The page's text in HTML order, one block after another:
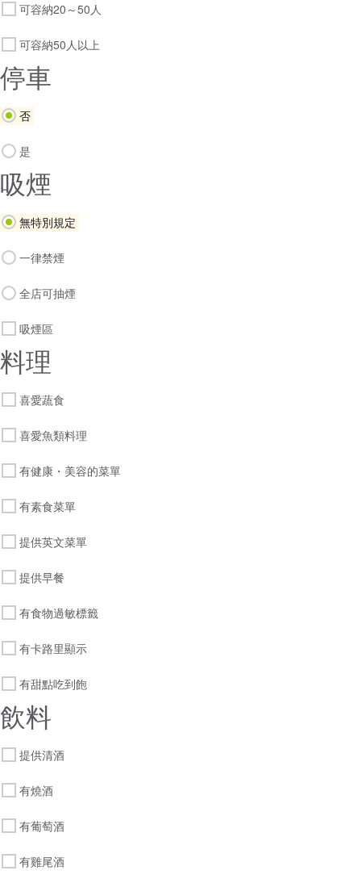
可容納20～50人
可容納50人以上
停車
否
是
吸煙
無特別規定
一律禁煙
全店可抽煙
吸煙區
料理
喜愛蔬食
喜愛魚類料理
有健康・美容的菜單
有素食菜單
提供英文菜單
提供早餐
有食物過敏標籤
有卡路里顯示
有甜點吃到飽
飲料
提供清酒
有燒酒
有葡萄酒
有雞尾酒